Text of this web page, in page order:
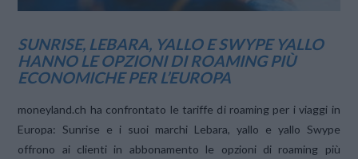
SUNRISE, LEBARA, YALLO E SWYPE YALLO
HANNO LE OPZIONI DI ROAMING PIÙ
ECONOMICHE PER L’EUROPA
moneyland.ch ha confrontato le tariffe di roaming per i viaggi in
Europa: Sunrise e i suoi marchi Lebara, yallo e yallo Swype
offrono ai clienti in abbonamento le opzioni di roaming più